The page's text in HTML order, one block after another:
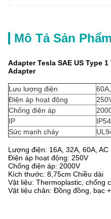
Mô Tả Sản Phẩm
Adapter Tesla SAE US Type
Adapter
Lưu lượng điện
Điện áp hoạt động
Chống điện áp
IP
IP54
Sức mạnh cháy
Lượng điện: 16A, 32A, 60A, AC
Điện áp hoạt động: 250V
Chống điện áp: 2000V
Kích thước: 8,75cm Chiều dài
Vật liệu: Thermoplastic, chống
Vật liệu chân: Đồng đồng, bạc